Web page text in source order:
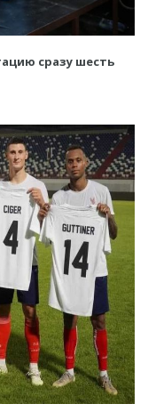
сразу шесть